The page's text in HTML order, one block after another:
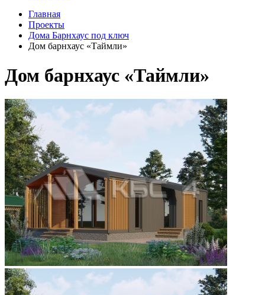
Главная
Проекты
Дома Барнхаус под ключ
Дом барнхаус «Таймли»
Дом барнхаус «Таймли»